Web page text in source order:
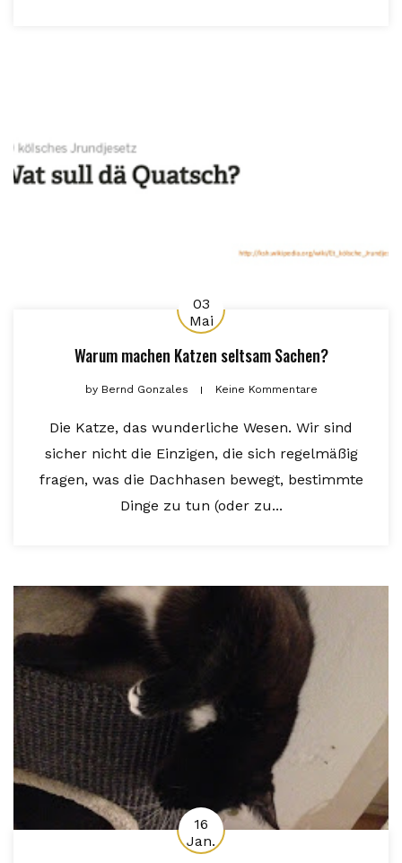
03
Mai
Warum machen Katzen seltsam Sachen?
byBernd Gonzales Keine Kommentare
Die Katze, das wunderliche Wesen. Wir sind
sicher nicht die Einzigen, die sich regelmäßig
fragen, was die Dachhasen bewegt, bestimmte
Dinge zu tun (oder zu...
16
Jan.